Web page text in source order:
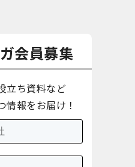
会員募集
立ち資料など
情報をお届け！